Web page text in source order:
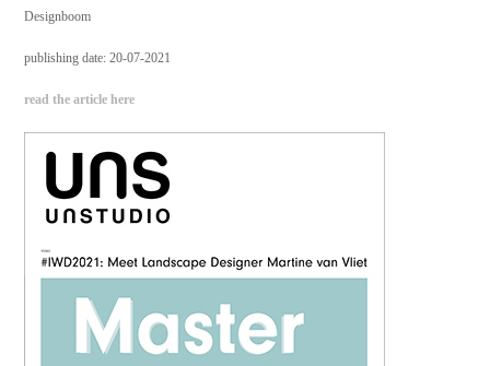
Designboom
publishing date: 20-07-2021
read the article here